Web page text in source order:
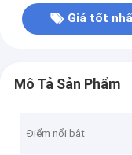
Giá tốt
Mô Tả Sản Phẩm
Điểm nổi bật